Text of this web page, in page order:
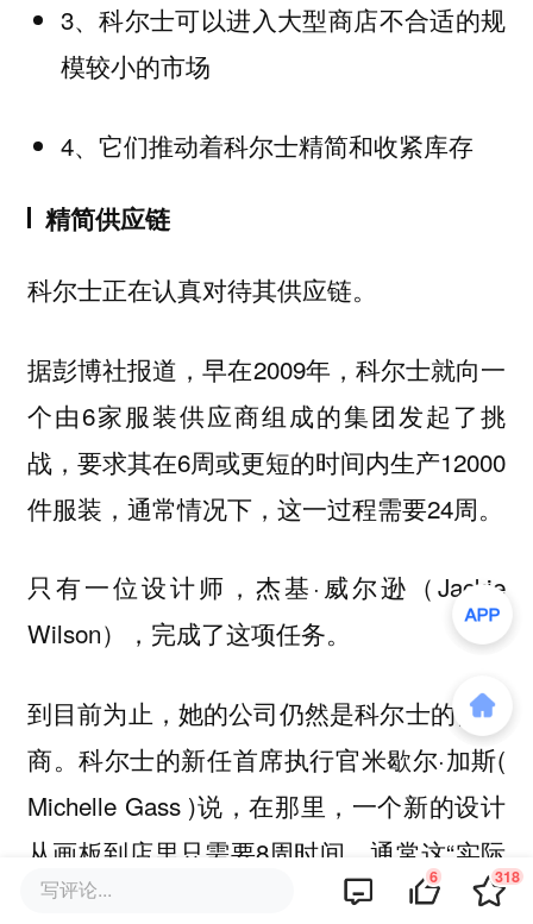
3、科尔士可以进入大型商店不合适的规
模较小的市场
4、它们推动着科尔士精简和收紧库存
精简供应链
科尔士正在认真对待其供应链。
据彭博社报道，早在2009年，科尔士就向一
个由6家服装供应商组成的集团发起了挑
战，要求其在6周或更短的时间内生产12000
件服装，通常情况下，这一过程需要24周。
只有一位设计师，杰基·威尔逊（Jackie
Wilson），完成了这项任务。
到目前为止，她的公司仍然是科尔士的供应
商。科尔士的新任首席执行官米歇尔·加斯(
Michelle Gass )说，在那里，一个新的设计
从画板到店里只需要8周时间，通常这“实际
上需要几个月的时间”。
写评论... 6 318